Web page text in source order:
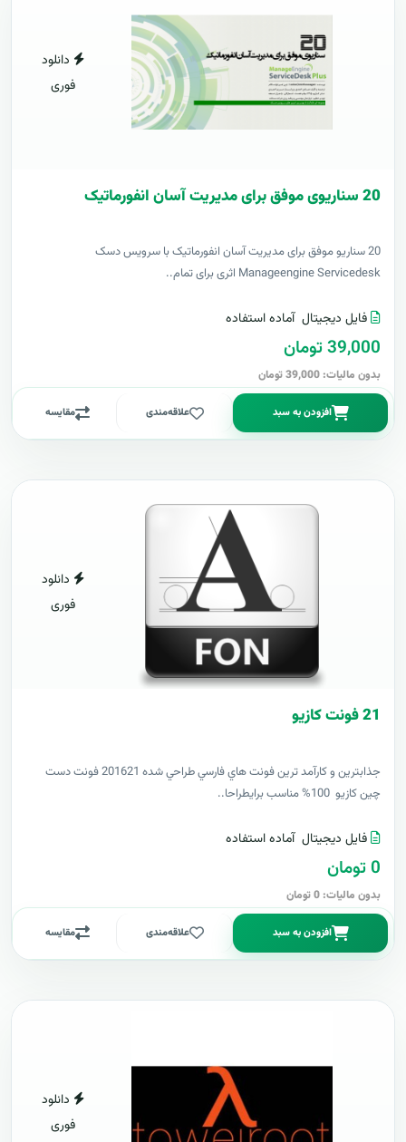
دانلود
فوری
20 سناریوی موفق برای مدیریت آسان انفورماتیک
20 سناریو موفق برای مدیریت آسان انفورماتیک با سرویس دسک
Manageengine Servicedesk اثری برای تمام..
فایل دیجیتال آماده استفاده
39,000 تومان
بدون مالیات: 39,000 تومان
افزودن به سبد علاقه‌مندی مقایسه
دانلود
فوری
21 فونت کازيو
جذابترين و کارآمد ترين فونت هاي فارسي طراحي شده 201621 فونت دست
چين کازيو 100% مناسب برايطراحا..
فایل دیجیتال آماده استفاده
0 تومان
بدون مالیات: 0 تومان
افزودن به سبد علاقه‌مندی مقایسه
دانلود
فوری